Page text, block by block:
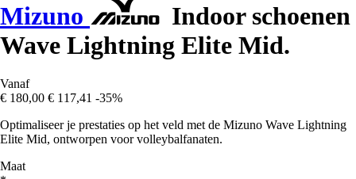
Mizuno
Indoor schoenen
Wave Lightning Elite Mid.
Vanaf
€ 180,00 € 117,41 -35%
Optimaliseer je prestaties op het veld met de Mizuno Wave Lightning
Elite Mid, ontworpen voor volleybalfanaten.
Maat